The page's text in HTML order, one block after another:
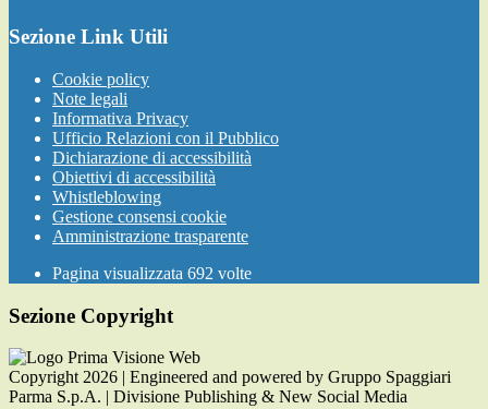
Sezione Link Utili
Cookie policy
Note legali
Informativa Privacy
Ufficio Relazioni con il Pubblico
Dichiarazione di accessibilità
Obiettivi di accessibilità
Whistleblowing
Gestione consensi cookie
Amministrazione trasparente
Pagina visualizzata 692 volte
Sezione Copyright
Copyright 2026 | Engineered and powered by Gruppo Spaggiari
Parma S.p.A. | Divisione Publishing & New Social Media